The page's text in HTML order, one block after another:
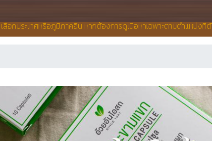
เลือกประเทศหรือภูมิภาคอื่น หากต้องการดูเนื้อหาเฉพาะตามตำแหน่ง